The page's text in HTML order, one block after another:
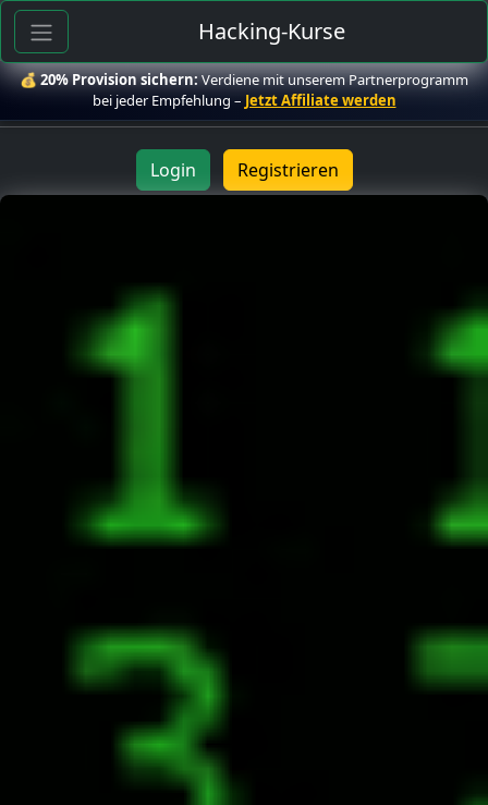
Hacking-Kurse
💰20% Provision sichern:Verdiene mit unserem Partnerprogramm
bei jeder Empfehlung – Jetzt Affiliate werden
Login Registrieren